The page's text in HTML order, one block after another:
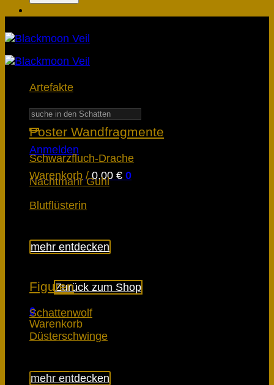
Suchen
nach:
Anmelden
Warenkorb /0,00 € 0
Es befinden sich keine Produkte im
Zurück zum Shop
0
Warenkorb
Artefakte
Poster Wandfragmente
Schwarzfluch-Drache
Nachtmahr Guhl
Blutflüsterin
mehr entdecken
Figuren
Schattenwolf
Düsterschwinge
mehr entdecken